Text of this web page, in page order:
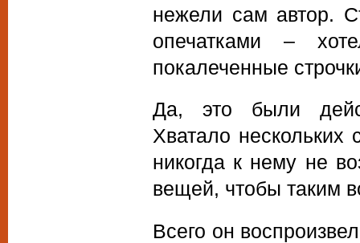
нежели сам автор.
опечатками –
покалеченные
Да, это были
Хватало нескольких
никогда к нему не
вещей, чтобы таким
Всего он